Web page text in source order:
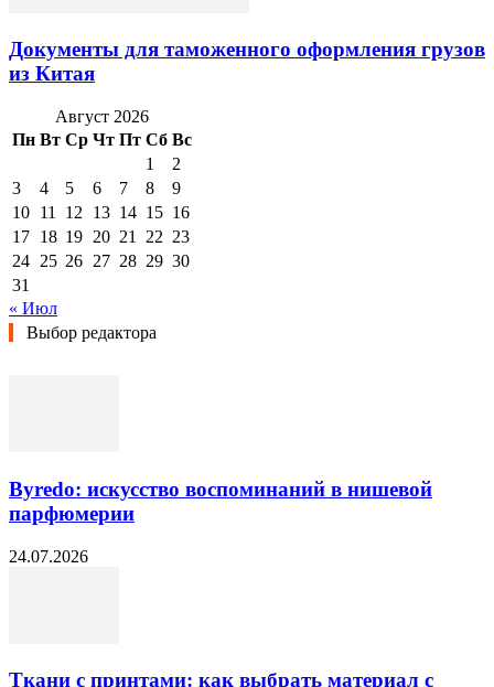
Документы для таможенного оформления грузов
из Китая
Август 2026
Пн Вт Ср Чт Пт Сб Вс
1
2
3
4 5 6 7 8
9
10 11 12 13 14 15 16
17 18 19 20 21 22 23
24 25 26 27 28 29 30
31
« Июл
Выбор редактора
Byredo: искусство воспоминаний в нишевой
парфюмерии
24.07.2026
Ткани с принтами: как выбрать материал с